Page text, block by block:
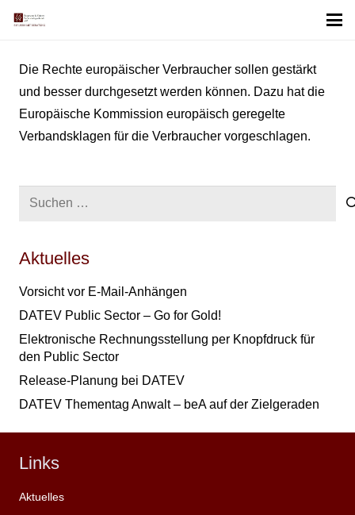
Die Rechte europäischer Verbraucher sollen gestärkt
und besser durchgesetzt werden können. Dazu hat die
Europäische Kommission europäisch geregelte
Verbandsklagen für die Verbraucher vorgeschlagen.
Suchen
Aktuelles
Vorsicht vor E-Mail-Anhängen
DATEV Public Sector – Go for Gold!
Elektronische Rechnungsstellung per Knopfdruck für
den Public Sector
Release-Planung bei DATEV
DATEV Thementag Anwalt – beA auf der Zielgeraden
Links
Aktuelles